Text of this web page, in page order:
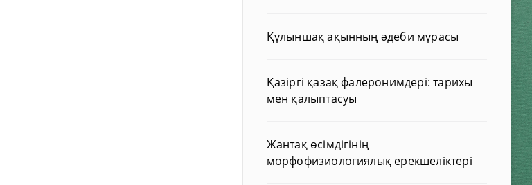
Құлыншақ ақынның әдеби мұрасы
Қазіргі қазақ фалеронимдері: тарихы
мен қалыптасуы
Жантақ өсімдігінің
морфофизиологиялық ерекшеліктері